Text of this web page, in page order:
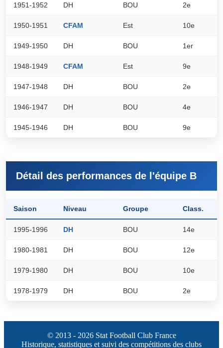
1951-1952 DH BOU 2e
1950-1951 CFAM Est 10e
1949-1950 DH BOU 1er
1948-1949 CFAM Est 9e
1947-1948 DH BOU 2e
1946-1947 DH BOU 4e
1945-1946 DH BOU 9e
Détail des performances de l'équipe B
Saison Niveau Groupe Class.
1995-1996 DH BOU 14e
1980-1981 DH BOU 12e
1979-1980 DH BOU 10e
1978-1979 DH BOU 2e
© 2013 - 2026 Stat Football Club France
Historique, statistiques et suivi des compétitions des clubs